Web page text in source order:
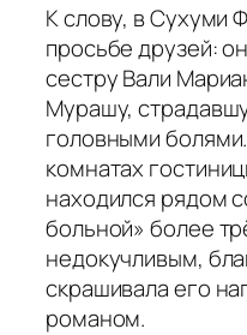
К слову, в Сухуми
просьбе друзей:
сестру Вали
Мурашу,
головными
комнатах
находился рядом
больной» более
недокучливым,
скрашивала его
романом.